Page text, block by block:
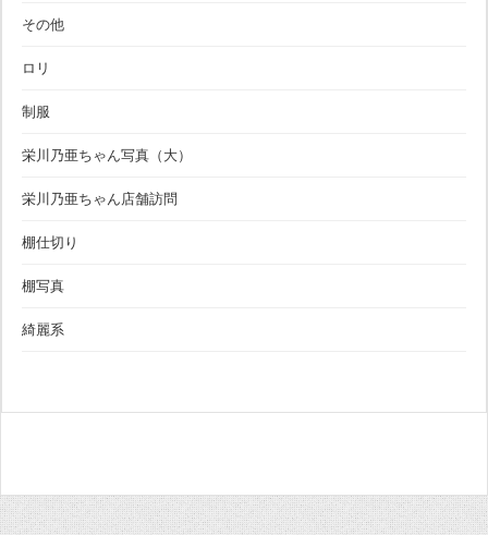
その他
ロリ
制服
栄川乃亜ちゃん写真（大）
栄川乃亜ちゃん店舗訪問
棚仕切り
棚写真
綺麗系